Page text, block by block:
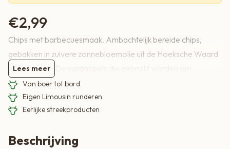
€2,99
Chips met barbecuesmaak. Ambachtelijk bereide chips,
gebakken in zuivere zonnebloemolie uit de Hoeksche Waard
met zeezout. De aardappels die gebruikt worden om
Hoeksche Chips van te maken worden gebakken in de schil
en bevatten geen kunstmatige kleur- geur- of smaakstoffen
of transvetten. Hoeksche Chips is een erkend streekproduct;
van het landschap van de Hoeksche Waard!
Lees meer
Van boer tot bord
Eigen Limousin runderen
Eerlijke streekproducten
Beschrijving